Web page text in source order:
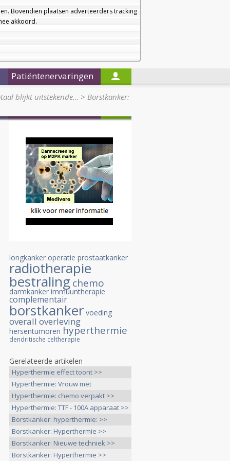
Bovendien plaatsen adverteerders tracking
akkoord.
a
a
Nieuwsbrief
Startpagina
Patiëntenervaringen
blijkt uitstekende… > Borstkanker:
longkanker operatie prostaatkanker
radiotherapie
bestralingchemo
darmkanker immuuntherapie
complementair
borstkanker voeding
overall overleving
hersentumoren hyperthermie
dendritische celtherapie
Gerelateerde artikelen
Hyperthermie effect toont >>
Hyperthermie: Vrouw met
uitgezaaide >>
Hyperthermie: chemo verpakt >>
Hyperthermie: TTF - 100A apparaat >>
Borstkanker: hyperthermie: >>
Borstkanker: Hyperthermie >>
Borstkanker: Nieuwe techniek >>
Borstkanker: Hyperthermie >>